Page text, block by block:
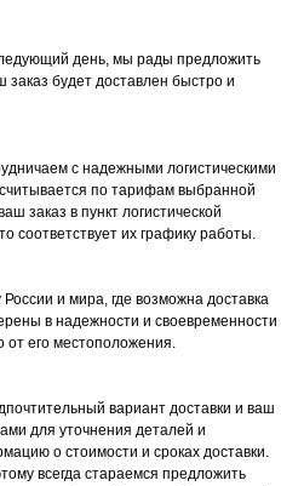
день, мы рады предложить
заказ будет доставлен быстро и
с надежными логистическими
по тарифам выбранной
заказ в пункт логистической
соответствует их графику работы.
и мира, где возможна доставка
в надежности и своевременности
от его местоположения.
вариант доставки и ваш
для уточнения деталей и
о стоимости и сроках доставки.
всегда стараемся предложить